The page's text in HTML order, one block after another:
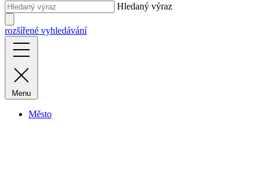
Hledaný výraz
rozšířené vyhledávání
Menu
Město